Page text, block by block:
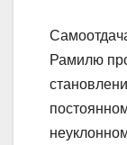
Рамилю